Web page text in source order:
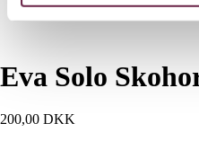
Eva Solo
200,00 DKK